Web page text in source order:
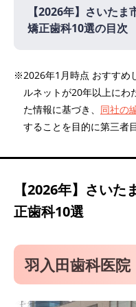
【2026年】 さいたま
矯正歯科10選の目次
羽入田歯科医院
医療法人社団
リア歯科矯正
大宮リボン歯
スマイルクリ
スマイル矯正
大宮こかい矯正
セレーノ矯正
佐倉歯科口腔ク
井上歯科医院
※2026年1月時点 おすすめ
ルネットが20年以上にわ
た情報に基づき、 同社の
することを目的に第三者
【2026年】 さいた
正歯科10選
羽入田歯科医院